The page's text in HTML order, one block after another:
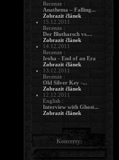
Recenze :
Anathema – Falling...
Zobrazit článek
15.12.2011
Recenze :
Der Blutharsch vs....
Zobrazit článek
14.12.2011
Recenze :
Iroha - End of an Era
Zobrazit článek
13.12.2011
Recenze :
Old Silver Key -...
Zobrazit článek
12.12.2011
English :
Interview with Ghost...
Zobrazit článek
Koncerty: